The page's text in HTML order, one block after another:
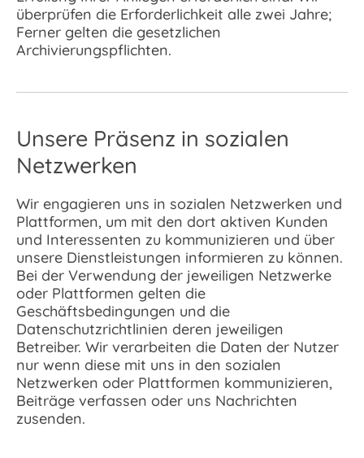
überprüfen die Erforderlichkeit alle zwei Jahre;
Ferner gelten die gesetzlichen
Archivierungspflichten.
Unsere Präsenz in sozialen
Netzwerken
Wir engagieren uns in sozialen Netzwerken und
Plattformen, um mit den dort aktiven Kunden
und Interessenten zu kommunizieren und über
unsere Dienstleistungen informieren zu können.
Bei der Verwendung der jeweiligen Netzwerke
oder Plattformen gelten die
Geschäftsbedingungen und die
Datenschutzrichtlinien deren jeweiligen
Betreiber. Wir verarbeiten die Daten der Nutzer
nur wenn diese mit uns in den sozialen
Netzwerken oder Plattformen kommunizieren,
Beiträge verfassen oder uns Nachrichten
zusenden.